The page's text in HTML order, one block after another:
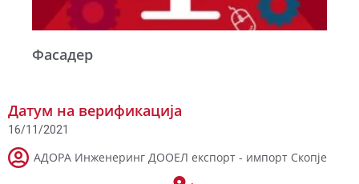
Фасадер
Датум на верификација
16/11/2021
АДОРА Инженеринг ДООЕЛ експорт - импорт Скопје